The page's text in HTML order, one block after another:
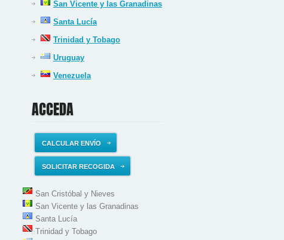
San Vicente y las Granadinas
Santa Lucía
Trinidad y Tobago
Uruguay
Venezuela
ACCEDA
CALCULAR ENVÍO
SOLICITAR RECOGIDA
San Cristóbal y Nieves
San Vicente y las Granadinas
Santa Lucía
Trinidad y Tobago